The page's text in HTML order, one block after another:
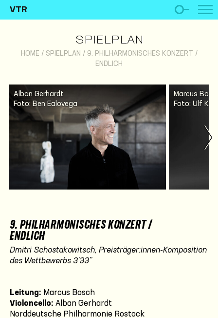
VTR
SPIELPLAN
HOME / SPIELPLAN / 9. PHILHARMONISCHES KONZERT /
ENDLICH
Alban Gerhardt
Foto: Ben Ealovega
Marcus
Foto: Ulf
9. PHILHARMONISCHES KONZERT /
ENDLICH
Dmitri Schostakowitsch, Preisträger:innen-Komposition
des Wettbewerbs 3'33''
Leitung: Marcus Bosch
Violoncello: Alban Gerhardt
Norddeutsche Philharmonie Rostock